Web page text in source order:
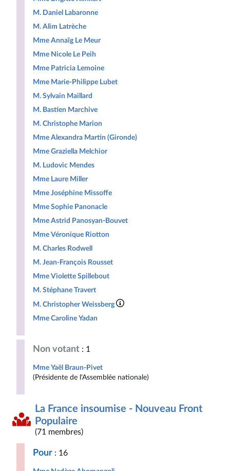
M. Daniel Labaronne
M. Alim Latrèche
Mme Annaïg Le Meur
Mme Nicole Le Peih
Mme Patricia Lemoine
Mme Marie-Philippe Lubet
M. Sylvain Maillard
M. Bastien Marchive
M. Christophe Marion
Mme Alexandra Martin (Gironde)
Mme Graziella Melchior
M. Ludovic Mendes
Mme Laure Miller
Mme Joséphine Missoffe
Mme Sophie Panonacle
Mme Astrid Panosyan-Bouvet
Mme Véronique Riotton
M. Charles Rodwell
M. Jean-François Rousset
Mme Violette Spillebout
M. Stéphane Travert
M. Christopher Weissberg
Mme Caroline Yadan
Non votant : 1
Mme Yaël Braun-Pivet
(Présidente de l'Assemblée nationale)
La France insoumise - Nouveau Front
Populaire
(71 membres)
Pour : 16